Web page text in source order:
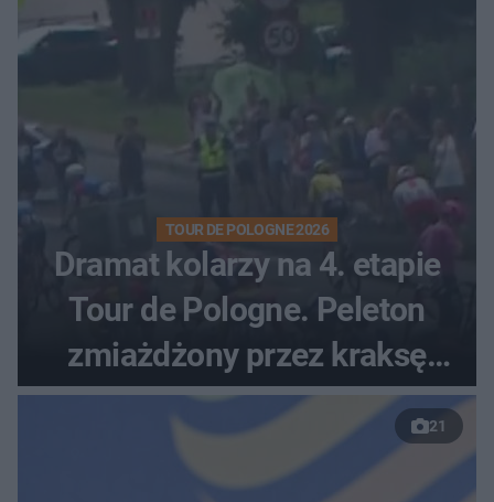
TOUR DE POLOGNE 2026
Dramat kolarzy na 4. etapie
Tour de Pologne. Peleton
zmiażdżony przez kraksę
przed Karpaczem
21